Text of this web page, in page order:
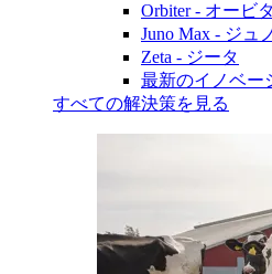
Orbiter - オービ
Juno Max - ジュ
Zeta - ジータ
最新のイノベー
すべての解決策を見る